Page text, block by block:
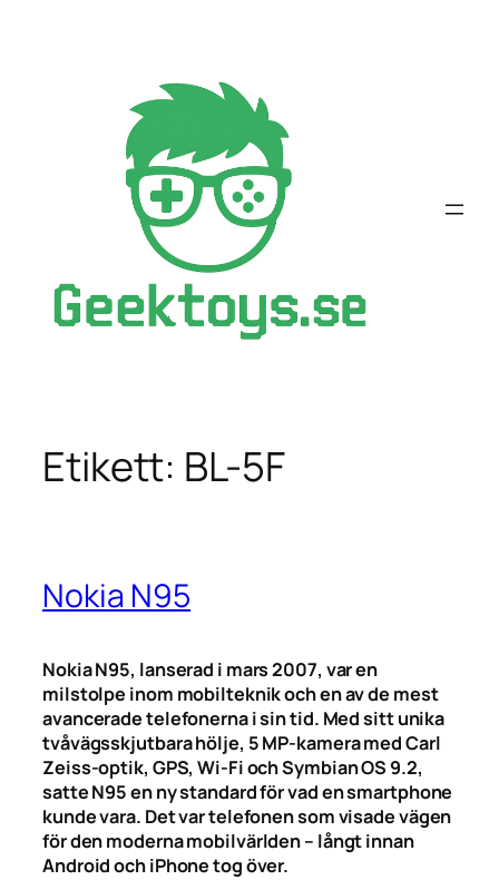
Etikett: BL-5F
Nokia N95
Nokia N95, lanserad i mars 2007, var en
milstolpe inom mobilteknik och en av de mest
avancerade telefonerna i sin tid. Med sitt unika
tvåvägsskjutbara hölje, 5 MP-kamera med Carl
Zeiss-optik, GPS, Wi-Fi och Symbian OS 9.2,
satte N95 en ny standard för vad en smartphone
kunde vara. Det var telefonen som visade vägen
för den moderna mobilvärlden – långt innan
Android och iPhone tog över.